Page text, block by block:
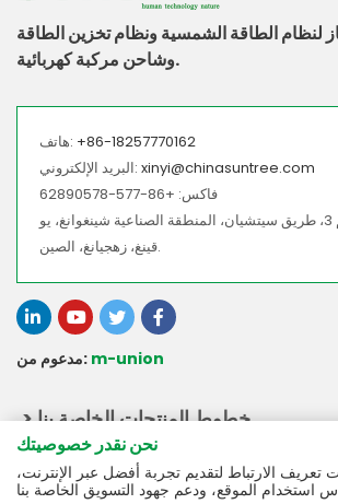
لنظام الطاقة الشمسية ونظام تخزين الطاقة
وشاحن مركبة كهربائية.
هاتف: +86-18257770162
البريد الإلكتروني: xinyi@chinasuntree.com
فاكس: +86-577-62890578
العنوان:رقم 3، طريق سيتشيان، المنطقة الصناعية شينغوانغ، يو
قينغ، زهجيانغ، الصين.
مدعوم من: m-union
> خطوط المنتجات الخاصة بنا
> إكسسوارات تيار مباشر متصلة بالشبكة
> ملحقات تخزين الطاقة المباشرة
> الخدمة
نحن نقدر خصوصيتك
الارتباط لتقديم تجربة أفضل عبر الإنترنت،